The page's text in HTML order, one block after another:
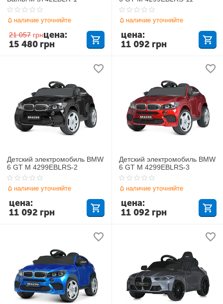
наличие уточняйте
21 057 грн
15 480 грн
цена:
наличие уточняйте
11 092 грн
цена:
Детский электромобиль BMW
6 GT M 4299EBLRS-2
наличие уточняйте
11 092 грн
цена:
Детский электромобиль BMW
6 GT M 4299EBLRS-3
наличие уточняйте
11 092 грн
цена: